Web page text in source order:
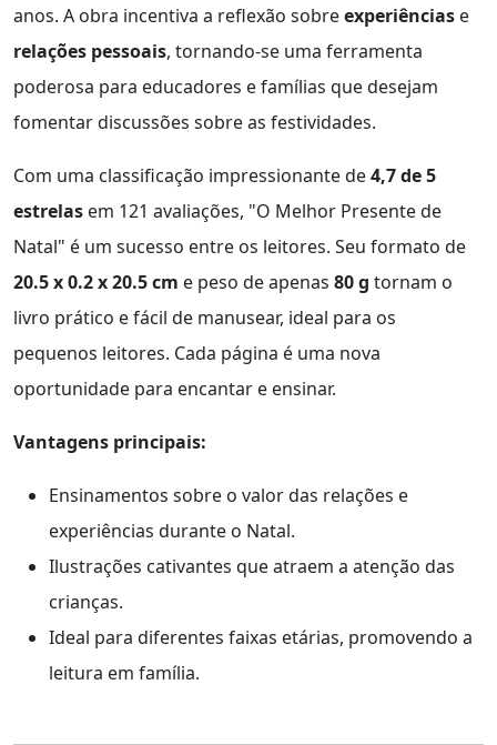
anos. A obra incentiva a reflexão sobreexperiências e
relações pessoais, tornando-se uma ferramenta
poderosa para educadores e famílias que desejam
fomentar discussões sobre as festividades.
Com uma classificação impressionante de4,7 de 5
estrelas em 121 avaliações, "O Melhor Presente de
Natal" é um sucesso entre os leitores. Seu formato de
20.5 x 0.2 x 20.5 cm e peso de apenas 80 g tornam o
livro prático e fácil de manusear, ideal para os
pequenos leitores. Cada página é uma nova
oportunidade para encantar e ensinar.
Vantagens principais:
Ensinamentos sobre o valor das relações e
experiências durante o Natal.
Ilustrações cativantes que atraem a atenção das
crianças.
Ideal para diferentes faixas etárias, promovendo a
leitura em família.